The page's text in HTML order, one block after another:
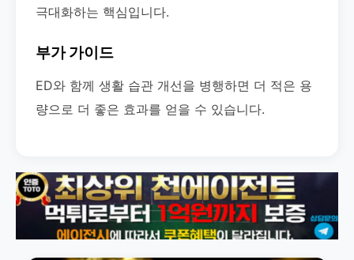
극대화하는 핵심입니다.
부가 가이드
ED와 함께 생활 습관 개선을 병행하면 더 적은 용
량으로 더 좋은 효과를 얻을 수 있습니다.